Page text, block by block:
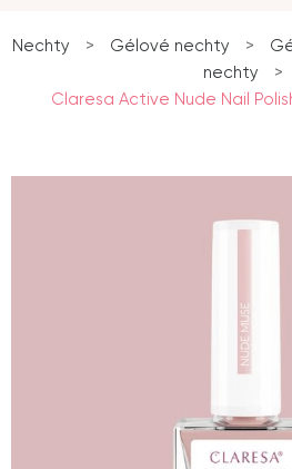
Nechty > Gélové nechty >
nechty
>
Claresa Active Nude Nail